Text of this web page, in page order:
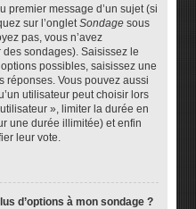
premier message d’un sujet (si
sur l’ongletSondage sous
pas, vous n’avez
sondages). Saisissez le
possibles, saisissez une
réponses. Vous pouvez aussi
utilisateur peut choisir lors
», limiter la durée en
une durée illimitée) et enfin
leur vote.
d’options à mon sondage ?